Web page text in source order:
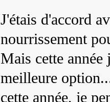
J'étais d'accord
nourrissement
Mais cette année
meilleure
cette année, je